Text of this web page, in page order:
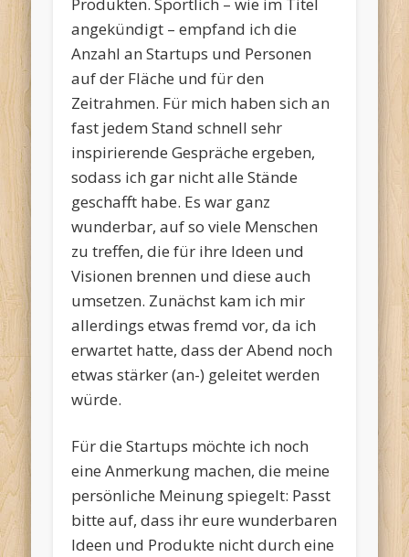
angekündigt – empfand ich die
Anzahl an Startups und Personen
auf der Fläche und für den
Zeitrahmen. Für mich haben sich an
fast jedem Stand schnell sehr
inspirierende Gespräche ergeben,
sodass ich gar nicht alle Stände
geschafft habe. Es war ganz
wunderbar, auf so viele Menschen
zu treffen, die für ihre Ideen und
Visionen brennen und diese auch
umsetzen. Zunächst kam ich mir
allerdings etwas fremd vor, da ich
erwartet hatte, dass der Abend noch
etwas stärker (an-) geleitet werden
würde.
Für die Startups möchte ich noch
eine Anmerkung machen, die meine
persönliche Meinung spiegelt: Passt
bitte auf, dass ihr eure wunderbaren
Ideen und Produkte nicht durch eine